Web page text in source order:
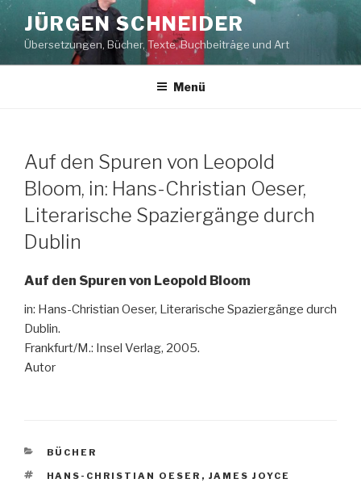
Zum
Inhalt
springen
JÜRGEN SCHNEIDER
Übersetzungen, Bücher, Texte, Buchbeiträge und Art
Menü
Auf den Spuren von Leopold
Bloom, in: Hans-Christian Oeser,
Literarische Spaziergänge durch
Dublin
Auf den Spuren von Leopold Bloom
in: Hans-Christian Oeser, Literarische Spaziergänge durch
Dublin.
Frankfurt/M.: Insel Verlag, 2005.
Autor
KATEGORIEN
BÜCHER
SCHLAGWÖRTER
HANS-CHRISTIAN OESER , JAMES JOYCE